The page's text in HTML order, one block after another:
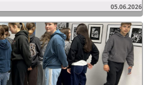
05.06.2026